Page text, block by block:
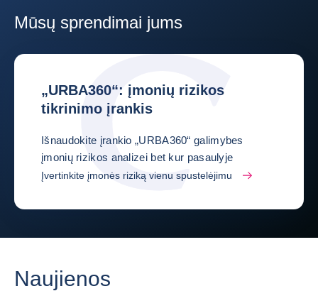
Mūsų sprendimai jums
„URBA360“: įmonių rizikos
tikrinimo įrankis
Išnaudokite įrankio „URBA360“ galimybes
įmonių rizikos analizei bet kur pasaulyje
Įvertinkite įmonės riziką vienu spustelėjimu
Naujienos